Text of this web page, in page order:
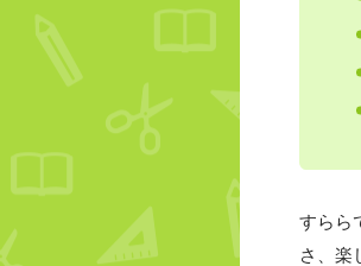
すらら
さ、楽